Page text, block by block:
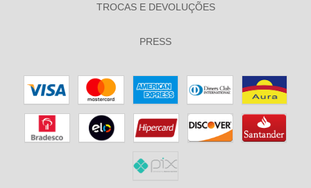
TROCAS E DEVOLUÇÕES
PRESS